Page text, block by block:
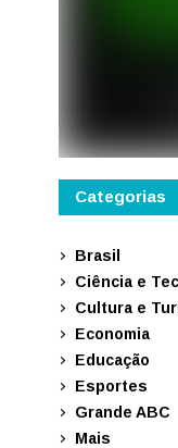
Categorias
Brasil
Ciência e
Cultura e
Economia
Educação
Esportes
Grande ABC
Mais